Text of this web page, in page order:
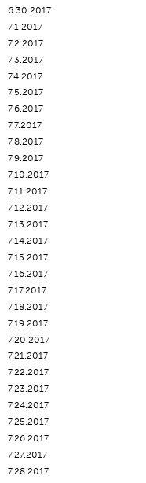
6.30.2017
7.1.2017
7.2.2017
7.3.2017
7.4.2017
7.5.2017
7.6.2017
7.7.2017
7.8.2017
7.9.2017
7.10.2017
7.11.2017
7.12.2017
7.13.2017
7.14.2017
7.15.2017
7.16.2017
7.17.2017
7.18.2017
7.19.2017
7.20.2017
7.21.2017
7.22.2017
7.23.2017
7.24.2017
7.25.2017
7.26.2017
7.27.2017
7.28.2017